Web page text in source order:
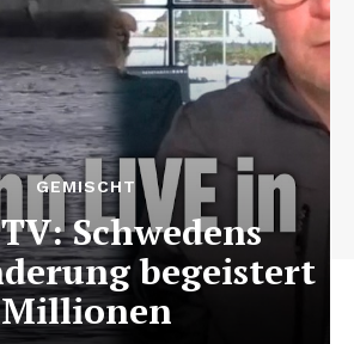
GEMISCHT
Schwedens
begeistert
Millionen